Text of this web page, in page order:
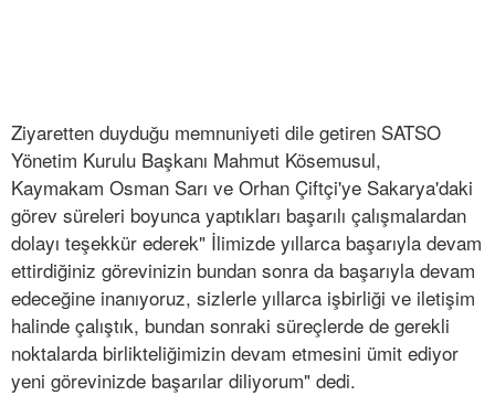
Ziyaretten duyduğu memnuniyeti dile getiren SATSO
Yönetim Kurulu Başkanı Mahmut Kösemusul,
Kaymakam Osman Sarı ve Orhan Çiftçi'ye Sakarya'daki
görev süreleri boyunca yaptıkları başarılı çalışmalardan
dolayı teşekkür ederek" İlimizde yıllarca başarıyla devam
ettirdiğiniz görevinizin bundan sonra da başarıyla devam
edeceğine inanıyoruz, sizlerle yıllarca işbirliği ve iletişim
halinde çalıştık, bundan sonraki süreçlerde de gerekli
noktalarda birlikteliğimizin devam etmesini ümit ediyor
yeni görevinizde başarılar diliyorum" dedi.